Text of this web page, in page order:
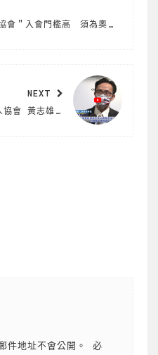
公視/＂奧運人協會＂入會門檻高 須為奧運國手￼
NEXT
緯來體育台/中華民國奧運人協會 黃志雄接任理事長￼
件地址不會公開。
必